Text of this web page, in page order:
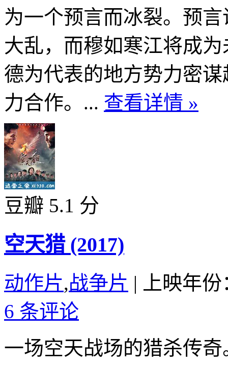
为一个预言而冰裂。预
大乱，而穆如寒江将成
德为代表的地方势力密
力合作。... 查看详情 »
豆瓣 5.1 分
空天猎 (2017)
动作片,战争片 |
上映年
6 条评论
一场空天战场的猎杀传